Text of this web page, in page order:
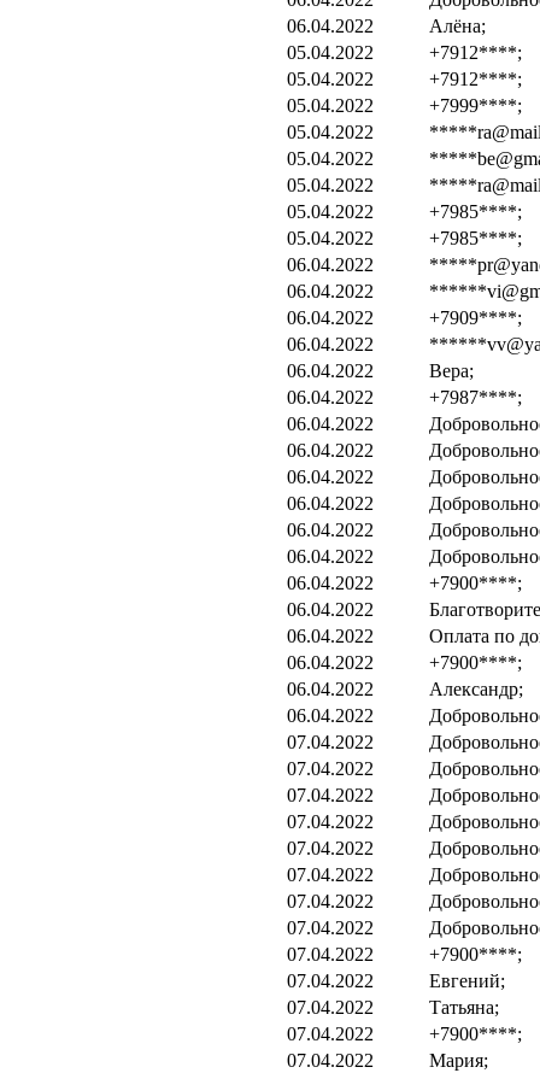
06.04.2022
Алёна;
05.04.2022
+7912****;
05.04.2022
+7912****;
05.04.2022
+7999****;
05.04.2022
05.04.2022
05.04.2022
05.04.2022
+7985****;
05.04.2022
+7985****;
06.04.2022
06.04.2022
06.04.2022
+7909****;
06.04.2022
06.04.2022
Вера;
06.04.2022
+7987****;
06.04.2022
06.04.2022
06.04.2022
06.04.2022
06.04.2022
06.04.2022
06.04.2022
+7900****;
06.04.2022
06.04.2022
Оплата по
06.04.2022
+7900****;
06.04.2022
Александр;
06.04.2022
07.04.2022
07.04.2022
07.04.2022
07.04.2022
07.04.2022
07.04.2022
07.04.2022
07.04.2022
07.04.2022
+7900****;
07.04.2022
Евгений;
07.04.2022
Татьяна;
07.04.2022
+7900****;
07.04.2022
Мария;